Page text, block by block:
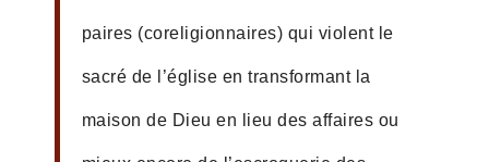
paires (coreligionnaires) qui violent le
sacré de l’église en transformant la
maison de Dieu en lieu des affaires ou